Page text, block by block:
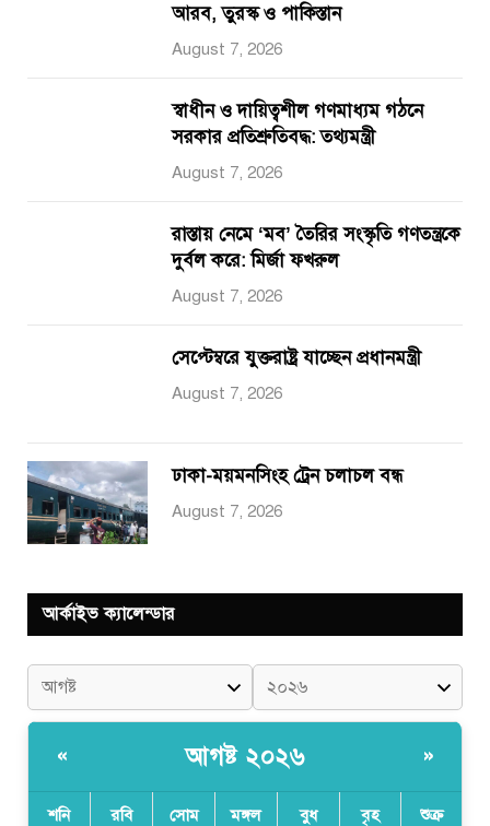
আরব, তুরস্ক ও পাকিস্তান
August 7, 2026
স্বাধীন ও দায়িত্বশীল গণমাধ্যম গঠনে
সরকার প্রতিশ্রুতিবদ্ধ: তথ্যমন্ত্রী
August 7, 2026
রাস্তায় নেমে ‘মব’ তৈরির সংস্কৃতি গণতন্ত্রকে
দুর্বল করে: মির্জা ফখরুল
August 7, 2026
সেপ্টেম্বরে যুক্তরাষ্ট্র যাচ্ছেন প্রধানমন্ত্রী
August 7, 2026
ঢাকা-ময়মনসিংহ ট্রেন চলাচল বন্ধ
August 7, 2026
আর্কাইভ ক্যালেন্ডার
« আগষ্ট ২০২৬ »
শনি রবি সোম মঙ্গল বুধ বৃহ শুক্র